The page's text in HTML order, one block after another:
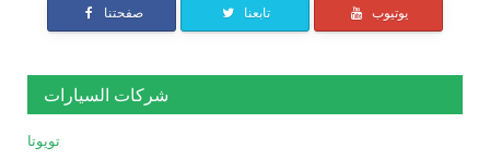
صفحتنا تابعنا يوتيوب
شركات السيارات
تويوتا